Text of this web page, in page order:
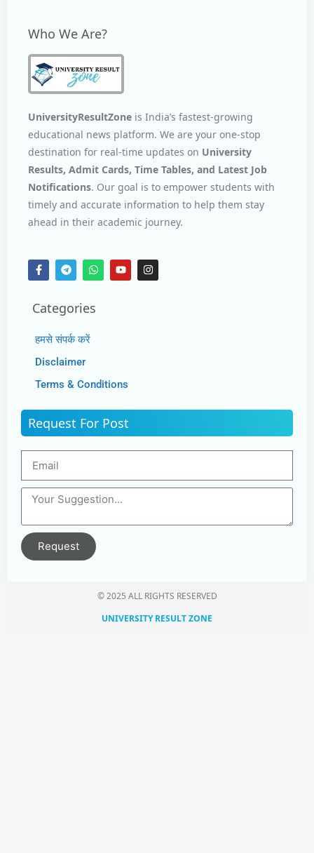
Who We Are?
UniversityResultZone is India’s fastest-growing
educational news platform. We are your one-stop
destination for real-time updates on University
Results, Admit Cards, Time Tables, and Latest Job
Notifications. Our goal is to empower students with
timely and accurate information to help them stay
ahead in their academic journey.
Categories
हमसे संपर्क करें
Disclaimer
Terms & Conditions
Request For Post
Request
© 2025 ALL RIGHTS RESERVED​
UNIVERSITY RESULT ZONE